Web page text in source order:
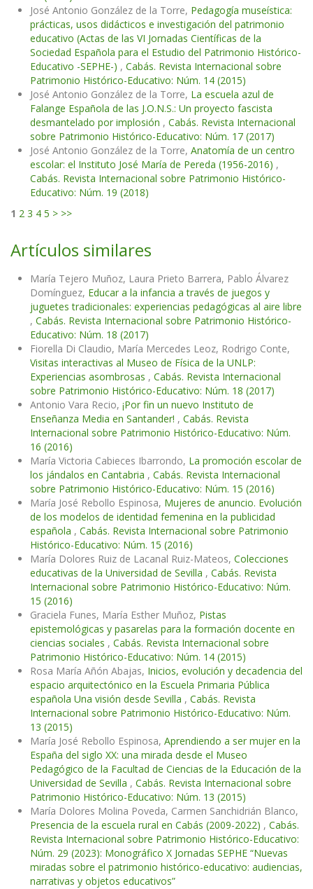
José Antonio González de la Torre, Pedagogía museística:
prácticas, usos didácticos e investigación del patrimonio
educativo (Actas de las VI Jornadas Científicas de la
Sociedad Española para el Estudio del Patrimonio Histórico-
Educativo -SEPHE-) , Cabás. Revista Internacional sobre
Patrimonio Histórico-Educativo: Núm. 14 (2015)
José Antonio González de la Torre, La escuela azul de
Falange Española de las J.O.N.S.: Un proyecto fascista
desmantelado por implosión , Cabás. Revista Internacional
sobre Patrimonio Histórico-Educativo: Núm. 17 (2017)
José Antonio González de la Torre, Anatomía de un centro
escolar: el Instituto José María de Pereda (1956-2016) ,
Cabás. Revista Internacional sobre Patrimonio Histórico-
Educativo: Núm. 19 (2018)
1 2 3 4 5 > >>
Artículos similares
María Tejero Muñoz, Laura Prieto Barrera, Pablo Álvarez
Domínguez, Educar a la infancia a través de juegos y
juguetes tradicionales: experiencias pedagógicas al aire libre
, Cabás. Revista Internacional sobre Patrimonio Histórico-
Educativo: Núm. 18 (2017)
Fiorella Di Claudio, María Mercedes Leoz, Rodrigo Conte,
Visitas interactivas al Museo de Física de la UNLP:
Experiencias asombrosas , Cabás. Revista Internacional
sobre Patrimonio Histórico-Educativo: Núm. 18 (2017)
Antonio Vara Recio, ¡Por fin un nuevo Instituto de
Enseñanza Media en Santander! , Cabás. Revista
Internacional sobre Patrimonio Histórico-Educativo: Núm.
16 (2016)
María Victoria Cabieces Ibarrondo, La promoción escolar de
los jándalos en Cantabria , Cabás. Revista Internacional
sobre Patrimonio Histórico-Educativo: Núm. 15 (2016)
María José Rebollo Espinosa, Mujeres de anuncio. Evolución
de los modelos de identidad femenina en la publicidad
española , Cabás. Revista Internacional sobre Patrimonio
Histórico-Educativo: Núm. 15 (2016)
María Dolores Ruiz de Lacanal Ruiz-Mateos, Colecciones
educativas de la Universidad de Sevilla , Cabás. Revista
Internacional sobre Patrimonio Histórico-Educativo: Núm.
15 (2016)
Graciela Funes, María Esther Muñoz, Pistas
epistemológicas y pasarelas para la formación docente en
ciencias sociales , Cabás. Revista Internacional sobre
Patrimonio Histórico-Educativo: Núm. 14 (2015)
Rosa María Añón Abajas, Inicios, evolución y decadencia del
espacio arquitectónico en la Escuela Primaria Pública
española Una visión desde Sevilla , Cabás. Revista
Internacional sobre Patrimonio Histórico-Educativo: Núm.
13 (2015)
María José Rebollo Espinosa, Aprendiendo a ser mujer en la
España del siglo XX: una mirada desde el Museo
Pedagógico de la Facultad de Ciencias de la Educación de la
Universidad de Sevilla , Cabás. Revista Internacional sobre
Patrimonio Histórico-Educativo: Núm. 13 (2015)
María Dolores Molina Poveda, Carmen Sanchidrián Blanco,
Presencia de la escuela rural en Cabás (2009-2022) , Cabás.
Revista Internacional sobre Patrimonio Histórico-Educativo:
Núm. 29 (2023): Monográfico X Jornadas SEPHE “Nuevas
miradas sobre el patrimonio histórico-educativo: audiencias,
narrativas y objetos educativos”